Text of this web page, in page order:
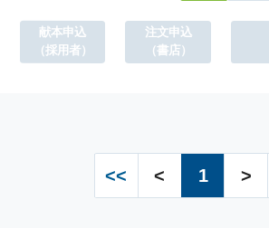
献本申込
（採用者）
注文申込
（書店）
<< < 1 >